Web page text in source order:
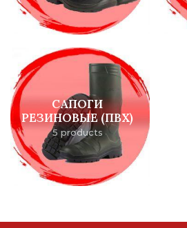
САПОГИ
РЕЗИНОВЫЕ (ПВХ)
5 products